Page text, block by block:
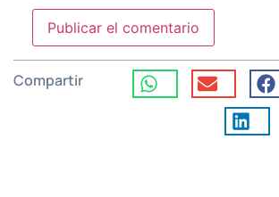
Compartir